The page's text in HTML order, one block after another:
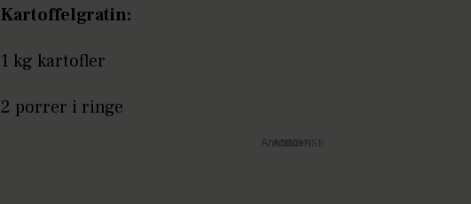
Kartoffelgratin:
1 kg kartofler
2 porrer i ringe
Annonce